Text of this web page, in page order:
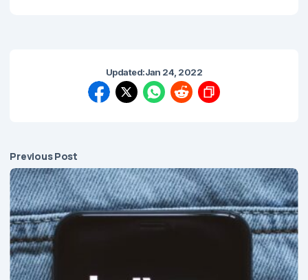
Updated:Jan 24, 2022
Previous Post